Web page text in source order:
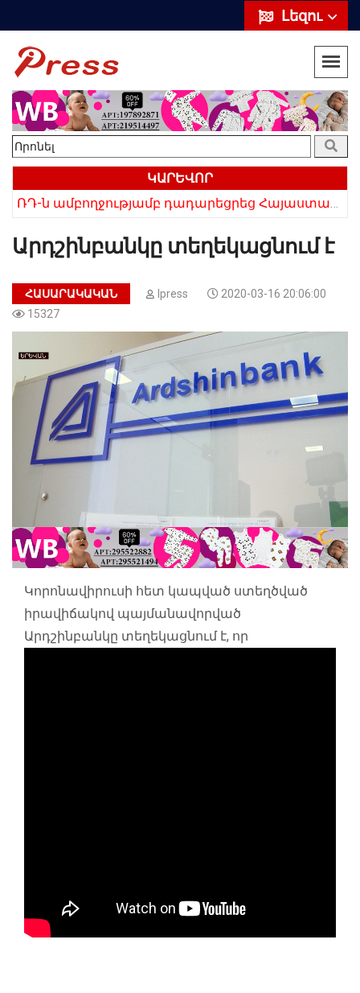
Լեզու
ԿԱՐԵՎՈՐ
Արդշինբանկը տեղեկացնում է
ՀԱՍԱՐԱԿԱԿԱՆ Ipress
2020-03-16 20:06:00
15327
Կորոնավիրուսի հետ կապված ստեղծված
իրավիճակով պայմանավորված
Արդշինբանկը տեղեկացնում է, որ